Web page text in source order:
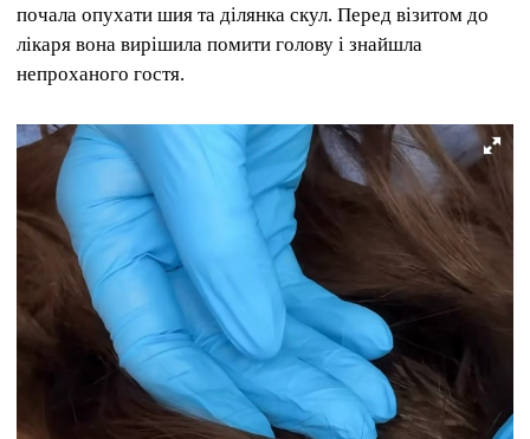
почала опухати шия та ділянка скул. Перед візитом до
лікаря вона вирішила помити голову і знайшла
непроханого гостя.